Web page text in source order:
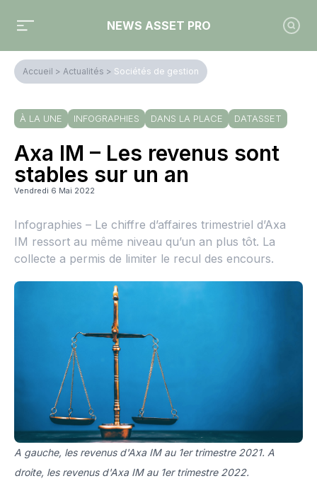
NEWS ASSET PRO
Accueil > Actualités > Sociétés de gestion
À LA UNE INFOGRAPHIES DANS LA PLACE DATASSET
Axa IM – Les revenus sont
stables sur un an
Vendredi 6 Mai 2022
Infographies – Le chiffre d’affaires trimestriel d’Axa
IM ressort au même niveau qu’un an plus tôt. La
collecte a permis de limiter le recul des encours.
A gauche, les revenus d'Axa IM au 1er trimestre 2021. A
droite, les revenus d'Axa IM au 1er trimestre 2022.